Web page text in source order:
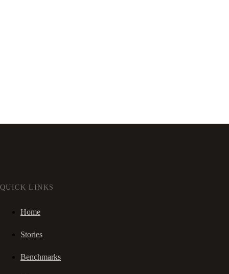
QUICK LINKS
Home
Stories
Benchmarks